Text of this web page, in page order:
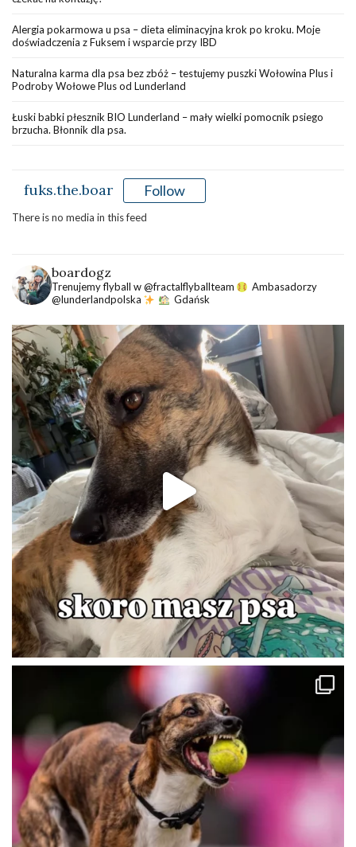
Alergia pokarmowa u psa – dieta eliminacyjna krok po kroku. Moje
doświadczenia z Fuksem i wsparcie przy IBD
Naturalna karma dla psa bez zbóż – testujemy puszki Wołowina Plus i
Podroby Wołowe Plus od Lunderland
Łuski babki płesznik BIO Lunderland – mały wielki pomocnik psiego
brzucha. Błonnik dla psa.
fuks.the.boar Follow
There is no media in this feed
boardogz
Trenujemy flyball w @fractalflyballteam
Ambasadorzy
@lunderlandpolska
Gdańsk